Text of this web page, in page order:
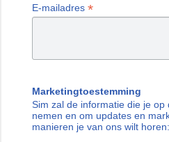
E-mailadres *
Marketingtoestemming
Sim zal de informatie die je
nemen en om updates en
manieren je van ons wilt horen: